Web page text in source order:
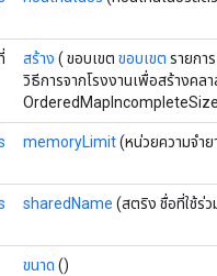
สร้าง ( ขอบเขต ขอบเขต รายกา
วิธีการจากโรงงานเพื่อสร้างคล
memoryLimit(หน่วยความจำย
sharedName (สตริง ชื่อที่ใช้ร่
ขนาด ()